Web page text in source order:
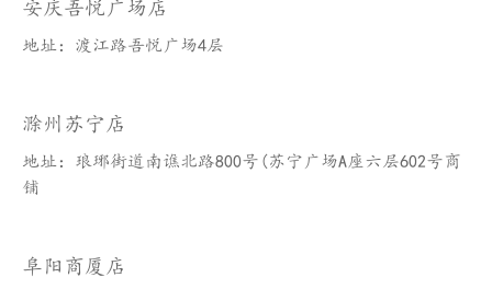
安庆吾悦广场店
地址：渡江路吾悦广场4层
滁州苏宁店
地址：琅琊街道南谯北路800号(苏宁广场A座六层602号商
铺
阜阳商厦店